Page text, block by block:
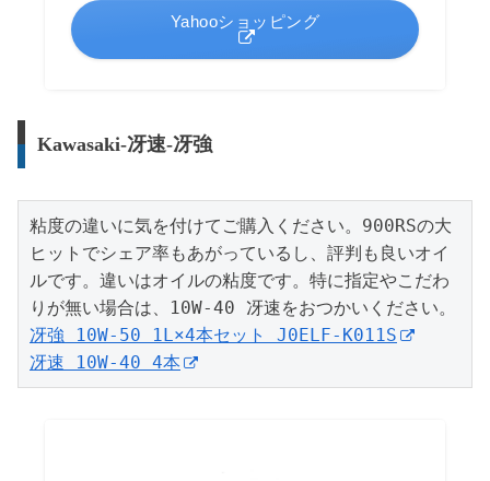
Yahooショッピング
Kawasaki-冴速-冴強
粘度の違いに気を付けてご購入ください。900RSの大
ヒットでシェア率もあがっているし、評判も良いオイ
ルです。違いはオイルの粘度です。特に指定やこだわ
冴強 10W-50 1L×4本セット J0ELF-K011S
冴速 10W-40 4本